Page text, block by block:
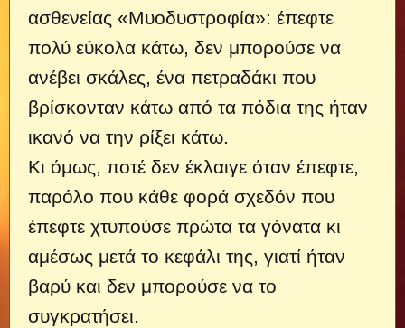
ασθενείας «Μυοδυστροφία»: έπεφτε
πολύ εύκολα κάτω, δεν μπορούσε να
ανέβει σκάλες, ένα πετραδάκι που
βρίσκονταν κάτω από τα πόδια της ήταν
ικανό να την ρίξει κάτω.
Κι όμως, ποτέ δεν έκλαιγε όταν έπεφτε,
παρόλο που κάθε φορά σχεδόν που
έπεφτε χτυπούσε πρώτα τα γόνατα κι
αμέσως μετά το κεφάλι της, γιατί ήταν
βαρύ και δεν μπορούσε να το
συγκρατήσει.